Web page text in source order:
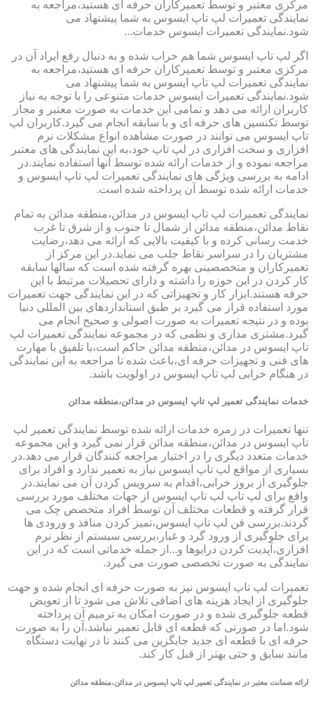
مرکزی معتبر و توسط تعمیرکاران حرفه ای هستید،مراجعه به
نمایندگی تعمیرات لپ تاپ ایسوس به شما پیشنهاد می
شود.نمایندگی تعمیرات ایسوس خدمات...
اگر لپ تاپ ایسوس شما هم خراب شده و به دنبال رفع ایراد آن در
مرکزی معتبر و توسط تعمیرکاران حرفه ای هستید،مراجعه به
نمایندگی تعمیرات لپ تاپ ایسوس به شما پیشنهاد می
شود.نمایندگی تعمیرات ایسوس خدمات متنوعی را با توجه به نیاز
کاربران ارائه می دهد و تمامی این خدمات به صورت معتبر و مجاز
توسط تکنسین های حرفه ای و با سابقه انجام می گیرد.کاربران لپ
تاپ ایسوس می توانند در صورت مشاهده انواع مشکلات نرم
افزاری و سخت افزاری در لپ تاپ خود،به این نمایندگی های معتبر
مراجعه نموده و از خدمات ارائه شده توسط آنها استفاده نمایند.در
ادامه به بررسی ویژگی های نمایندگی تعمیرات لپ تاپ ایسوس و
خدمات ارائه شده توسط آن پرداخته شده است.
نمایندگی تعمیرات لپ تاپ ایسوس در مدائن،منطقه مدائن به تمام
نقاط مدائن،منطقه مدائن از شمال تا جنوب و از شرق تا غرب
خدمت رسانی کرده و با کیفیت بالایی که ارائه می دهد،رضایت
مشتریان را در سراسر نقاط جلب می نماید.در این مرکز از
تعمیرکاران و متخصصینی بهره گرفته شده است که سالها سابقه
کار کردن در این حوزه را داشته و دارای تحصیلات مرتبط با این
حرفه هستند.ابزار کار و تجهیزاتی که در این نمایندگی جهت تعمیرات
مورد استفاده قرار می گیرد بر طبق استانداردهای بین المللی دنیا
بوده و در نتیجه تعمیرات به صورت اصولی و صحیح انجام می
گیرد.مشتری مداری و نظمی که در مجموعه نمایندگی تعمیرات لپ
تاپ ایسوس در مدائن،منطقه مدائن حاکم است،با تلفیق با مهارت
های فنی و تجهیزات حرفه ای،باعث شده تا مراجعه به این نمایندگی
در هنگام خرابی لپ تاپ ایسوس در اولویت باشد.
خدمات نمایندگی تعمیر لپ تاپ ایسوس در مدائن،منطقه مدائن
تنها تعمیرات در زمره خدمات ارائه شده توسط نمایندگی تعمیر لپ
تاپ ایسوس در مدائن،منطقه مدائن قرار نمی گیرد و این مجموعه
خدمات متعدد دیگری را در اختیار مراجعه کنندگان قرار می دهد.در
بسیاری از مواقع لپ تاپ ایسوس نیاز به تعمیر ندارد و افراد برای
جلوگیری از بروز خرابی،اقدام به سرویس کردن آن می نمایند.در
واقع برای لپ تاپ لپ تاپ ایسوس از جهات مختلف مورد بررسی
قرار گرفته و قطعات مختلف آن توسط افراد متخصص چک می
گردند.بررسی فن لپ تاپ ایسوس،تمیز کردن منافذ و ورودی ها
برای جلوگیری از ورود گرد و غبار،بررسی سیستم از نظر نرم
افزاری،آپدیت کردن درایوها و...از جمله خدماتی است که در این
نمایندگی به صورت تخصصی صورت می گیرد.
تعمیرات لپ تاپ ایسوس نیز به صورت حرفه ای انجام شده و جهت
جلوگیری از ایجاد هزینه های اضافی تلاش می شود تا از تعویض
قطعه جلوگیری شده و در صورت امکان به ترمیم آن پرداخته
شود.اما در صورتی که قطعه ای قابل تعمیر نباشد،آن را به صورت
حرفه ای با قطعه ای جدید جایگزین می کنند تا در نهایت دستگاه
مانند سابق و حتی بهتر از قبل کار کند.
ارائه ضمانت معتبر در نمایندگی تعمیر لپ تاپ ایسوس در مدائن،منطقه مدائن